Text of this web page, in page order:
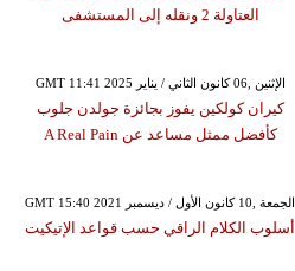
العتاولة 2 ونقله إلى المستشفى
GMT 11:41 2025 الإثنين ,06 كانون الثاني / يناير
كيران كولكين يفوز بجائزة جولدن جلوب
كأفضل ممثل مساعد عن A Real Pain
GMT 15:40 2021 الجمعة ,10 كانون الأول / ديسمبر
أسلوب الكلام الراقي حسب قواعد الإتيكيت